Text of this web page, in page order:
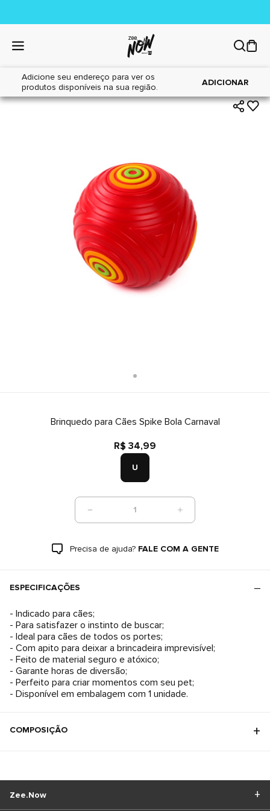
Adicione seu endereço para ver os
produtos disponíveis na sua região.
ADICIONAR
Home|Cães|Brinquedos
Brinquedo para Cães Spike Bola Carnaval
R$ 34,99
U
1
Precisa de ajuda? FALE COM A GENTE
ESPECIFICAÇÕES
- Indicado para cães;
- Para satisfazer o instinto de buscar;
- Ideal para cães de todos os portes;
- Com apito para deixar a brincadeira imprevisível;
- Feito de material seguro e atóxico;
- Garante horas de diversão;
- Perfeito para criar momentos com seu pet;
- Disponível em embalagem com 1 unidade.
COMPOSIÇÃO
Zee.Now